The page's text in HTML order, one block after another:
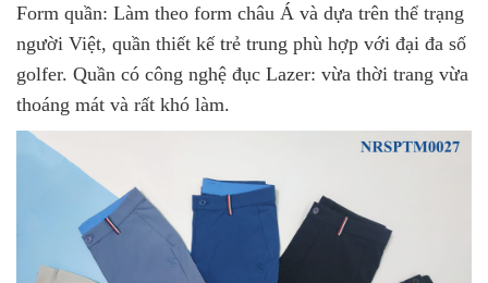
Form quần: Làm theo form châu Á và dựa trên thể trạng
người Việt, quần thiết kế trẻ trung phù hợp với đại đa số
golfer. Quần có công nghệ đục Lazer: vừa thời trang vừa
thoáng mát và rất khó làm.